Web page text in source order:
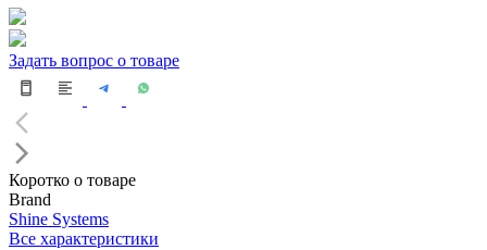
Задать вопрос о товаре
Коротко о товаре
Brand
Shine Systems
Все характеристики